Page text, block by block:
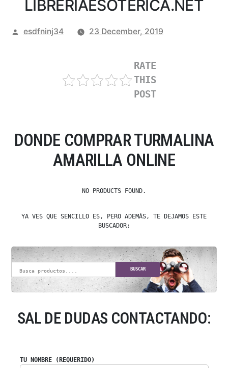
LIBRERIAESOTERICA.NET
Posted
esdfninj34 23 December, 2019
RATE
THIS
POST
DONDE COMPRAR TURMALINA
AMARILLA ONLINE
NO PRODUCTS FOUND.
YA VES QUE SENCILLO ES, PERO ADEMÁS, TE DEJAMOS ESTE
BUSCADOR:
BUSCAR
SAL DE DUDAS CONTACTANDO:
TU NOMBRE (REQUERIDO)